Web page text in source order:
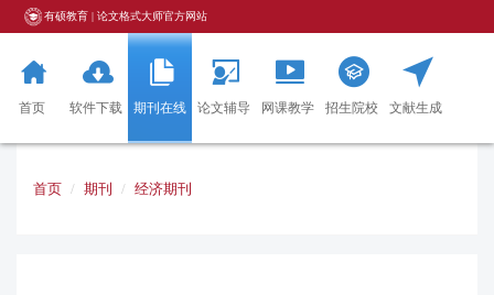
有硕教育 | 论文格式大师官方网站
首页 软件下载 期刊在线 论文辅导 网课教学 招生院校
文献生成
首页 期刊 经济期刊